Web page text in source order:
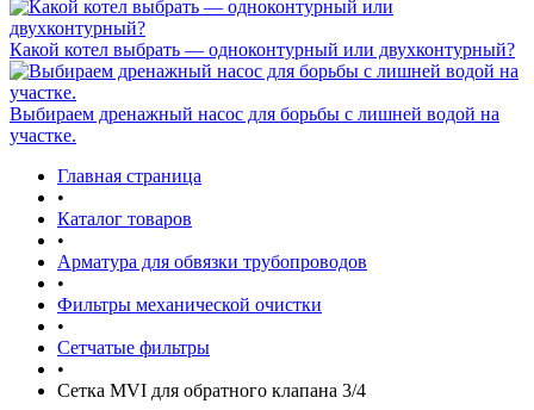
Какой котел выбрать — одноконтурный или двухконтурный?
Выбираем дренажный насос для борьбы с лишней водой на
участке.
Главная страница
•
Каталог товаров
•
Арматура для обвязки трубопроводов
•
Фильтры механической очистки
•
Сетчатые фильтры
•
Сетка MVI для обратного клапана 3/4